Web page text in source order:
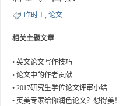
临时工, 论文
相关主题文章
• 英文论文写作技巧
• 论文中的作者贡献
• 2017研究生学位论文评审小结
• 英美专家给你润色论文？想得美！